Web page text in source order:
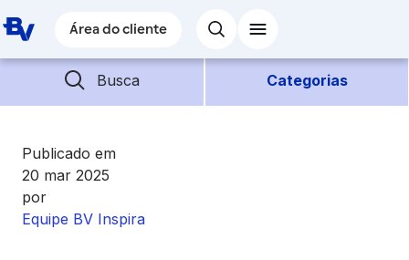
Pular para o Conteúdo principal
Área do cliente
Área do cliente
Busca Categorias
Barra de busca
Descubra mais conteúdos
Empréstimos
Financiamentos
Publicado em
20 mar 2025
por
Equipe BV Inspira